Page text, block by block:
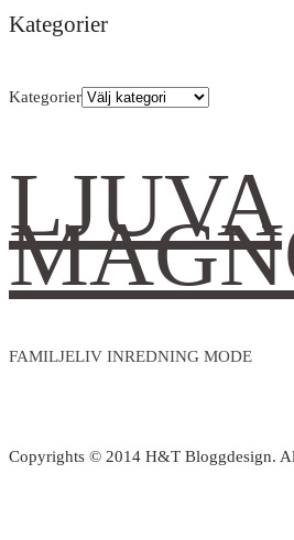
Kategorier
Kategorier
LJUVA
FAMILJELIV INREDNING MODE
Copyrights © 2014 H&T Bloggdesign.